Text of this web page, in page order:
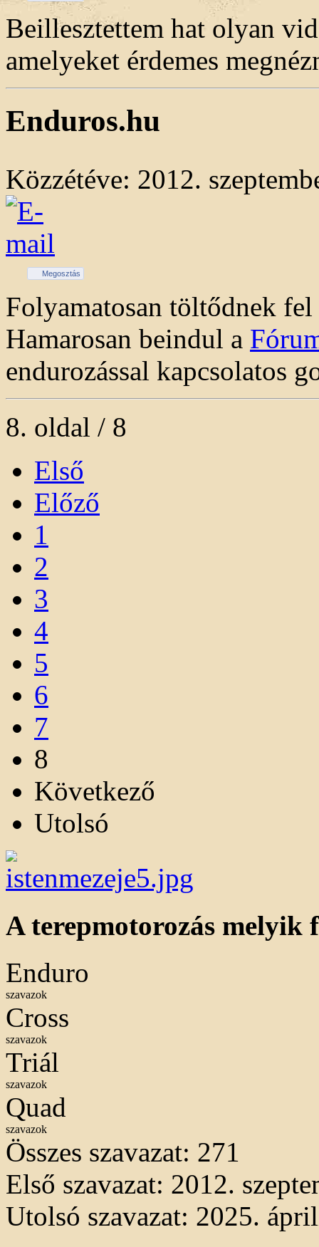
Beillesztettem hat olyan
amelyeket érdemes
Enduros.hu
Közzétéve: 2012.
Megosztás
Folyamatosan töltődnek
Hamarosan beindul a
endurozással kapcsolatos
8. oldal / 8
Első
Előző
1
2
3
4
5
6
7
8
Következő
Utolsó
A terepmotorozás melyik
Enduro
szavazok
Cross
szavazok
Triál
szavazok
Quad
szavazok
Összes szavazat: 271
Első szavazat: 2012.
Utolsó szavazat: 2025.